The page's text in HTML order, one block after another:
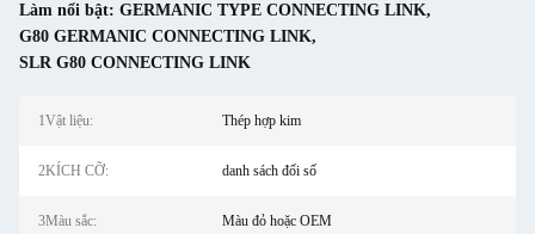
Làm nổi bật: GERMANIC TYPE CONNECTING LINK,
G80 GERMANIC CONNECTING LINK,
SLR G80 CONNECTING LINK
1Vật liệu: Thép hợp kim
2KÍCH CỠ: danh sách đối số
3Màu sắc: Màu đỏ hoặc OEM